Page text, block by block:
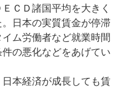
ＣＤ諸国平均を大きく
日本の実質賃金が停滞
ム労働者など就業時間
の悪化などをあげてい
本経済が成長しても賃